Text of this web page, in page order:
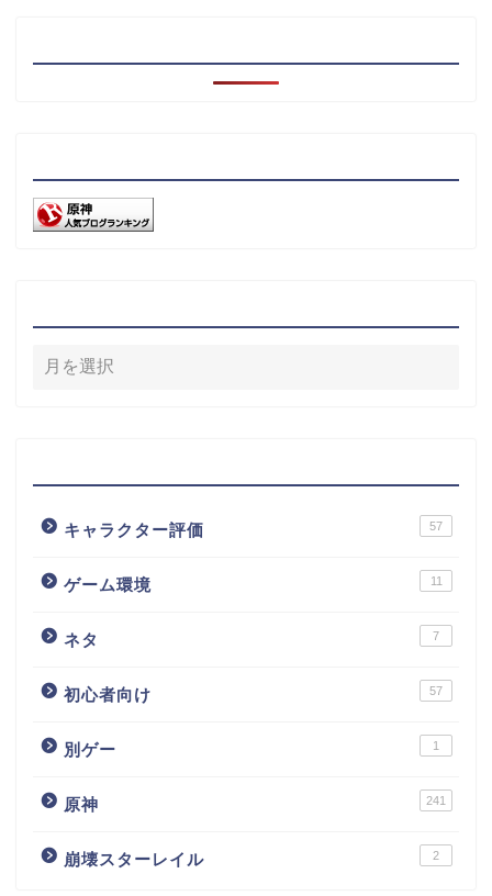
キャラクター評価 57
ゲーム環境 11
ネタ 7
初心者向け 57
別ゲー 1
原神 241
崩壊スターレイル 2